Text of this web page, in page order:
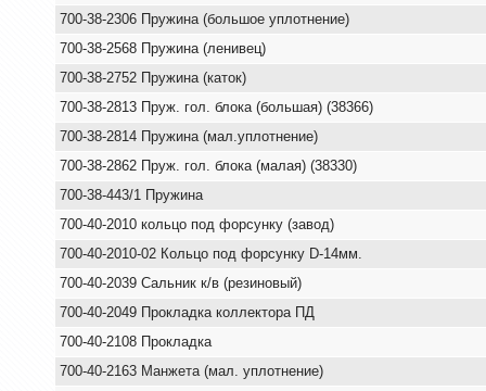
700-38-2306 Пружина (большое уплотнение)
700-38-2568 Пружина (ленивец)
700-38-2752 Пружина (каток)
700-38-2813 Пруж. гол. блока (большая) (38366)
700-38-2814 Пружина (мал.уплотнение)
700-38-2862 Пруж. гол. блока (малая) (38330)
700-38-443/1 Пружина
700-40-2010 кольцо под форсунку (завод)
700-40-2010-02 Кольцо под форсунку D-14мм.
700-40-2039 Сальник к/в (резиновый)
700-40-2049 Прокладка коллектора ПД
700-40-2108 Прокладка
700-40-2163 Манжета (мал. уплотнение)